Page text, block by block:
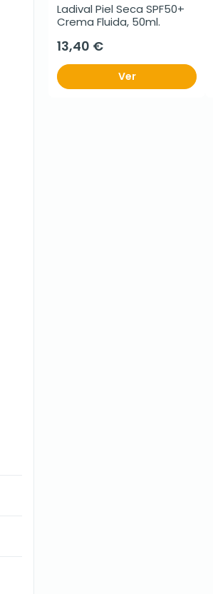
Ladival Piel Seca SPF50+
Crema Fluida, 50ml.
13,40 €
Ver